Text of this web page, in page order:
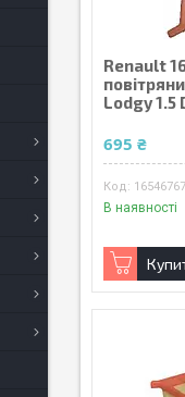
Renault
Lodgy 1.5
695 ₴
В наявності